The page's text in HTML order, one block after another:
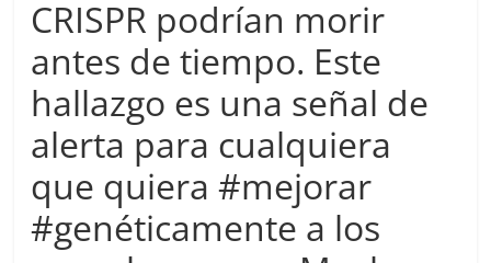
Learn
Do
more.
Be
more.
CRISPR podrían morir
antes de tiempo. Este
hallazgo es una señal de
alerta para cualquiera
que quiera #mejorar
#genéticamente a los